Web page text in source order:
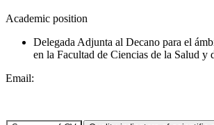
Academic position
Delegada Adjunta al Decano para el
en la Facultad de Ciencias de la Salud y
Email: